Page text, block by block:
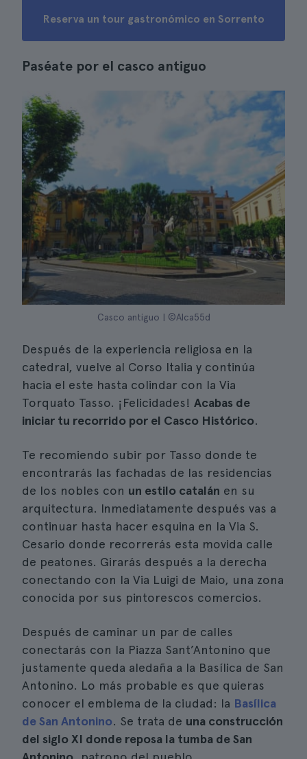
Reserva un tour gastronómico en Sorrento
Paséate por el casco antiguo
Casco antiguo | ©Alca55d
Después de la experiencia religiosa en la
catedral, vuelve al Corso Italia y continúa
hacia el este hasta colindar con la Via
Torquato Tasso. ¡Felicidades! Acabas de
iniciar tu recorrido por el Casco Histórico.
Te recomiendo subir por Tasso donde te
encontrarás las fachadas de las residencias
de los nobles con un estilo catalán en su
arquitectura. Inmediatamente después vas a
continuar hasta hacer esquina en la Via S.
Cesario donde recorrerás esta movida calle
de peatones. Girarás después a la derecha
conectando con la Via Luigi de Maio, una zona
conocida por sus pintorescos comercios.
Después de caminar un par de calles
conectarás con la Piazza Sant’Antonino que
justamente queda aledaña a la Basílica de San
Antonino. Lo más probable es que quieras
conocer el emblema de la ciudad: la Basílica
de San Antonino. Se trata de una construcción
del siglo XI donde reposa la tumba de San